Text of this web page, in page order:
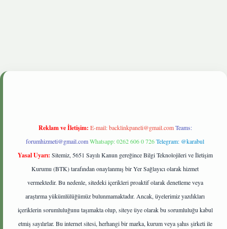
Reklam ve İletişim: E-mail:backlinkpaneli@gmail.com Teams:
forumhizmeti@gmail.comWhatsapp: 0262 606 0 726Telegram: @karabul
Yasal Uyarı: Sitemiz, 5651 Sayılı Kanun gereğince Bilgi Teknolojileri ve İletişim
Kurumu (BTK) tarafından onaylanmış bir Yer Sağlayıcı olarak hizmet
vermektedir. Bu nedenle, sitedeki içerikleri proaktif olarak denetleme veya
araştırma yükümlülüğümüz bulunmamaktadır. Ancak, üyelerimiz yazdıkları
içeriklerin sorumluluğunu taşımakta olup, siteye üye olarak bu sorumluluğu kabul
etmiş sayılırlar. Bu internet sitesi, herhangi bir marka, kurum veya şahıs şirketi ile